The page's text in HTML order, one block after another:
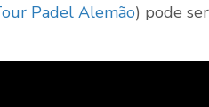
Padel Alemão) pode ser